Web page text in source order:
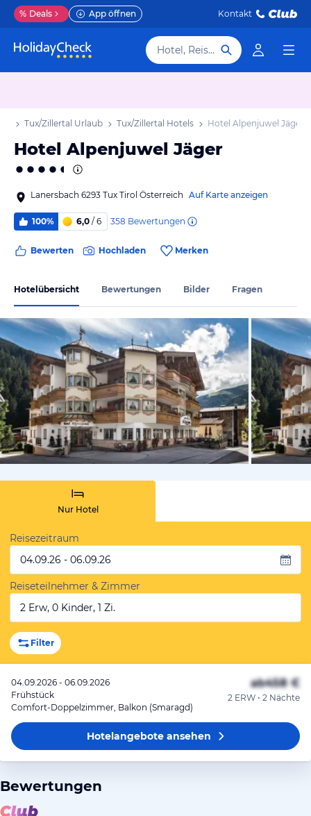
% Deals App öffnen Kontakt
Hotel, Reiseziel
Tux/Zillertal Urlaub Tux/Zillertal Hotels Hotel Alpenjuwel Jäger
Hotel Alpenjuwel Jäger
Lanersbach 6293 Tux Tirol Österreich Auf Karte anzeigen
100% 6,0 / 6 358 Bewertungen
Bewerten Hochladen Merken
Hotelübersicht Bewertungen Bilder Fragen
vom
Nur Hotel
Reisezeitraum
04.09.26 - 06.09.26
Reiseteilnehmer & Zimmer
2 Erw, 0 Kinder, 1 Zi.
Filter
04.09.2026 - 06.09.2026
Frühstück
Comfort-Doppelzimmer, Balkon (Smaragd)
ab458 €
2 ERW • 2 Nächte
Hotelangeboteansehen
Bewertungen